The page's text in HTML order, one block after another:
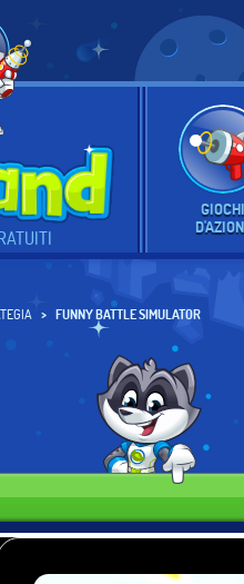
GIOCHI
FUNNY BATTLE SIMULATOR